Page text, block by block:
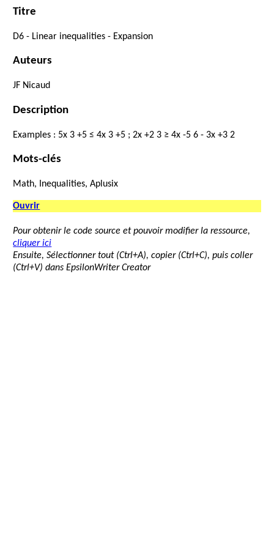
Titre
D6 - Linear inequalities - Expansion
Auteurs
JF Nicaud
Description
Examples : 5x 3 +5 ≤ 4x 3 +5 ; 2x +2 3 ≥ 4x -5 6 - 3x +3 2
Mots-clés
Math, Inequalities, Aplusix
Ouvrir
Pour obtenir le code source et pouvoir modifier la ressource,
cliquer ici
Ensuite, Sélectionner tout (Ctrl+A), copier (Ctrl+C), puis coller
(Ctrl+V) dans EpsilonWriter Creator